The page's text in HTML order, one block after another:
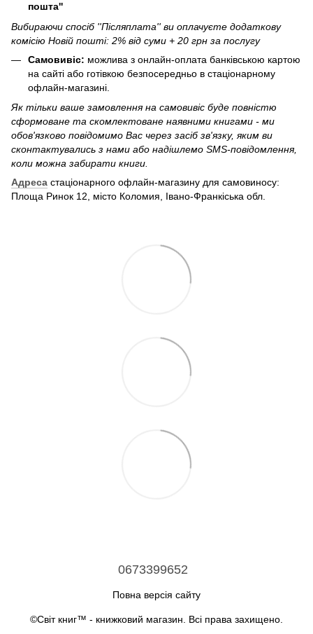
пошта''
Вибираючи спосіб ''Післяплата'' ви оплачуєте додаткову
комісію Новій пошті: 2% від суми + 20 грн за послугу
Самовивіс: можлива з онлайн-оплата банківською картою
на сайті або готівкою безпосередньо в стаціонарному
офлайн-магазині.
Як тільки ваше замовлення на самовивіс буде повністю
сформоване та скомлектоване наявними книгами - ми
обов'язково повідомимо Вас через засіб зв'язку, яким ви
сконтактувались з нами або надішлемо SMS-повідомлення,
коли можна забирати книги.
Адреса стаціонарного офлайн-магазину для самовиносу:
Площа Ринок 12, місто Коломия, Івано-Франкіська обл.
0673399652
Повна версія сайту
©Світ книг™ - книжковий магазин. Всі права захищено.